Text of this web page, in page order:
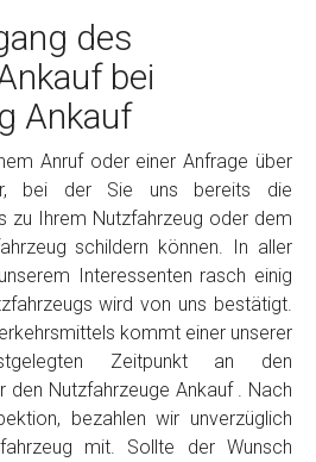
des
bei
Ankauf
Anruf oder einer Anfrage über
bei der Sie uns bereits die
zu Ihrem Nutzfahrzeug oder dem
schildern können. In aller
Interessenten rasch einig
wird von uns bestätigt.
kommt einer unserer
Zeitpunkt an den
den Nutzfahrzeuge Ankauf . Nach
bezahlen wir unverzüglich
mit. Sollte der Wunsch